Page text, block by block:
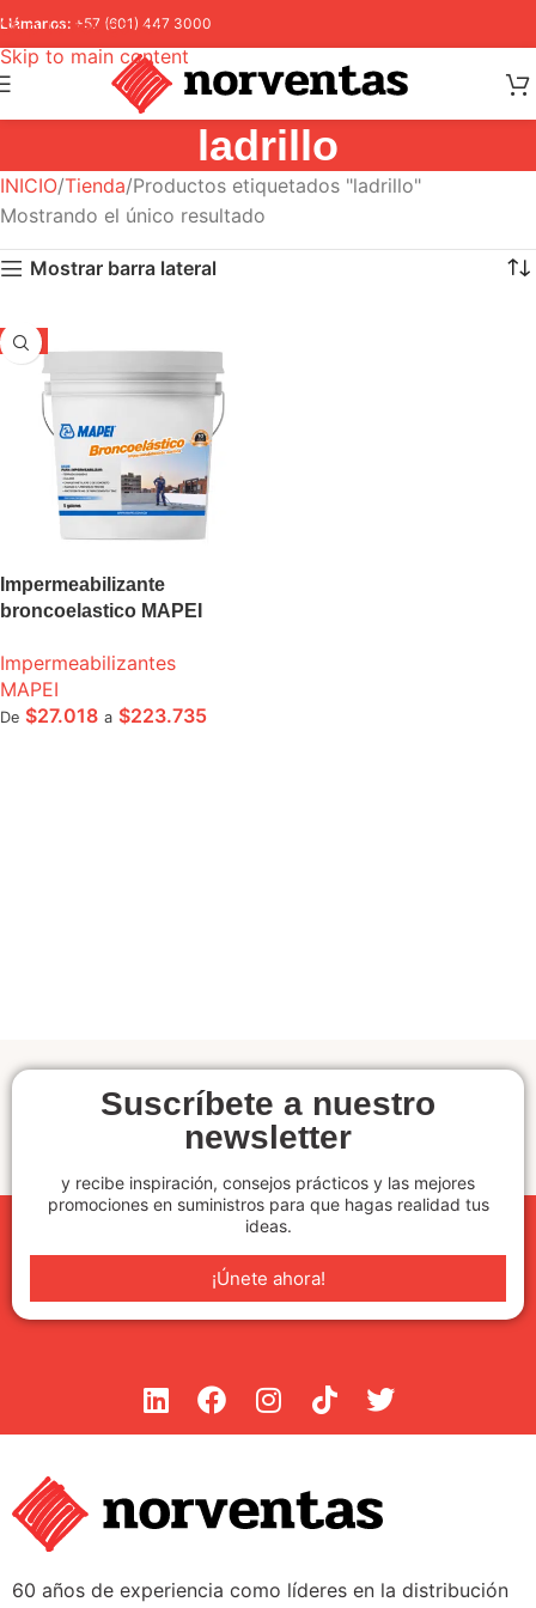
Skip to navigation
Skip to main content
Llámanos: +57 (601) 447 3000
ladrillo
INICIO Tienda Productos etiquetados "ladrillo"
Mostrando el único resultado
Mostrar barra lateral
-5%
Impermeabilizante
broncoelastico MAPEI
Impermeabilizantes
MAPEI
De $27.018 a $223.735
Suscríbete a nuestro
newsletter
y recibe inspiración, consejos prácticos y las mejores
promociones en suministros para que hagas realidad tus
ideas.
¡Únete ahora!
60 años de experiencia como líderes en la distribución